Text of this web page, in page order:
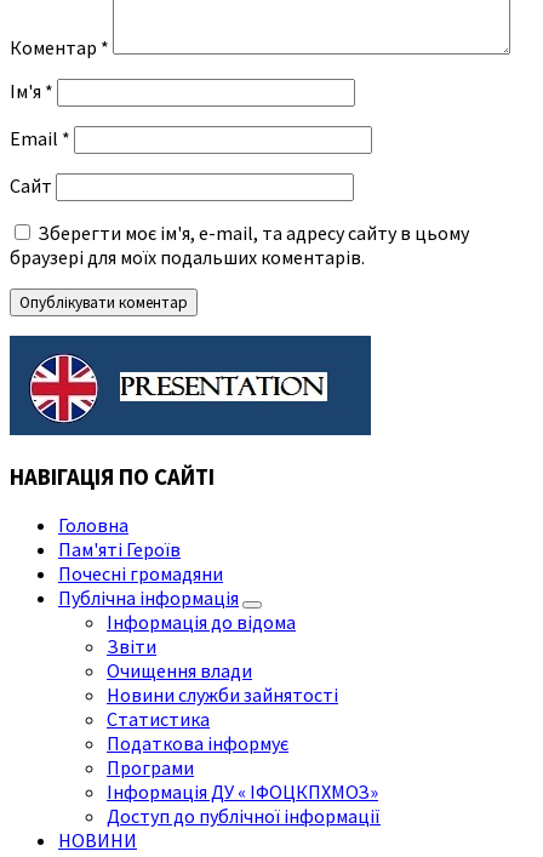
Коментар *
Ім'я *
Email *
Сайт
Зберегти моє ім'я, e-mail, та адресу сайту в цьому
браузері для моїх подальших коментарів.
НАВІГАЦІЯ ПО САЙТІ
Головна
Пам'яті Героїв
Почесні громадяни
Публічна інформація
Інформація до відома
Звіти
Очищення влади
Новини служби зайнятості
Статистика
Податкова інформує
Програми
Інформація ДУ « ІФОЦКПХМОЗ»
Доступ до публічної інформації
НОВИНИ